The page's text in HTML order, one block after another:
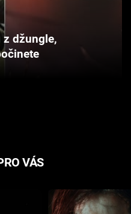
džungle,
VÁS